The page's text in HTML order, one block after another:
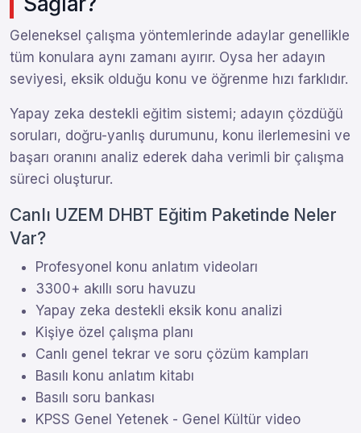
Geleneksel çalışma yöntemlerinde adaylar genellikle
tüm konulara aynı zamanı ayırır. Oysa her adayın
seviyesi, eksik olduğu konu ve öğrenme hızı farklıdır.
Yapay zeka destekli eğitim sistemi; adayın çözdüğü
soruları, doğru-yanlış durumunu, konu ilerlemesini ve
başarı oranını analiz ederek daha verimli bir çalışma
süreci oluşturur.
Canlı UZEM DHBT Eğitim Paketinde Neler
Var?
Profesyonel konu anlatım videoları
3300+ akıllı soru havuzu
Yapay zeka destekli eksik konu analizi
Kişiye özel çalışma planı
Canlı genel tekrar ve soru çözüm kampları
Basılı konu anlatım kitabı
Basılı soru bankası
KPSS Genel Yetenek - Genel Kültür video